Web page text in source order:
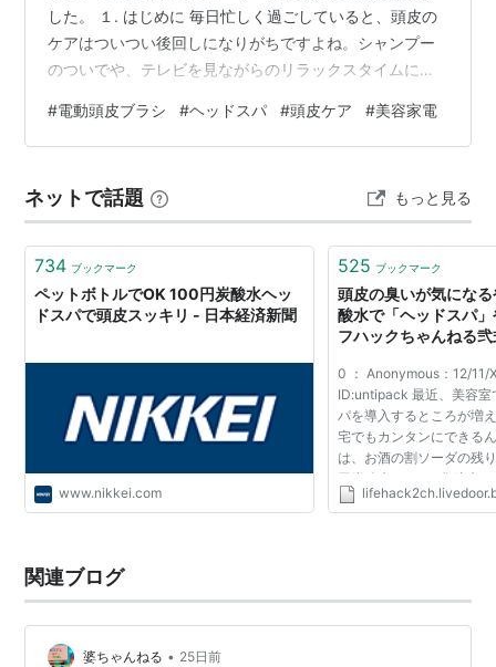
した。 １. はじめに 毎日忙しく過ごしていると、頭皮の
ケアはついつい後回しになりがちですよね。シャンプー
のついでや、テレビを見ながらのリラックスタイムに、
ブラシの魅力です。今回は価格・レビュー・機能性・携
帯性のバランスを軸に、実際に購入できる10商品を比較
です。 ２. 電動頭皮ブラシの基礎知識 電動頭皮ブラシと
は 電動頭皮ブラシは、シリコンや金属製のブラシ・アタ
ッチメントを頭皮に当てて、振…
#電動頭皮ブラシ #ヘッドスパ #頭皮ケア #美容家電
ネットで話題 もっと見る
734 ブックマーク
ペットボトルでOK 100円炭酸水ヘッ
ドスパで頭皮スッキリ - 日本経済新聞
www.nikkei.com
525 ブックマーク
頭皮の臭いが気にな
酸水で「ヘッドスパ
フハックちゃんねる
0 ： Anonymous：12/11/
ID:untipack 最近、美容室
パを導入するところが増
宅でもカンタンにできる
は、お酒の割ソーダの残
円炭酸水でOK。 化粧水
つけるアトマイザーに
関連ブログ
婆ちゃんねる • 25日前